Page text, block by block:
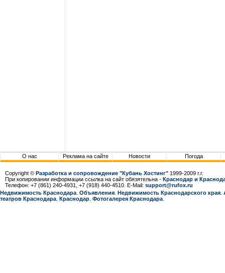
О нас Реклама на сайте Новости Погода
Copyright © Разработка и сопровождение "Кубань Хостинг" 1999-2009 г.г.
При копировании информации ссылка на сайт обязятельна - Краснодар и
Телефон: +7 (861) 240-4931, +7 (918) 440-4510. E-Mail: support@rufox.ru
Недвижимость Краснодара Объявления Недвижимость Краснодарcкого края
театров Краснодара Краснодар Фотогалерея Краснодара